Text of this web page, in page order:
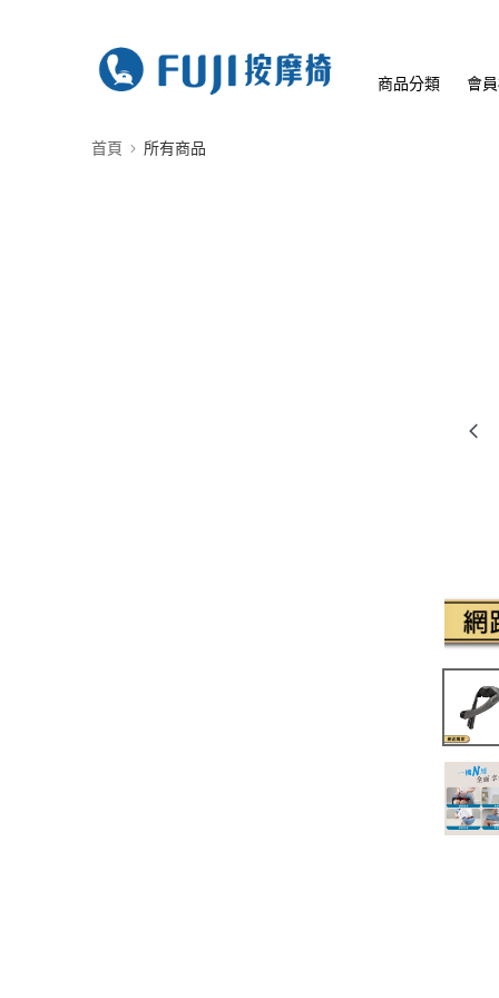
商品分類 會
首頁 所有商品